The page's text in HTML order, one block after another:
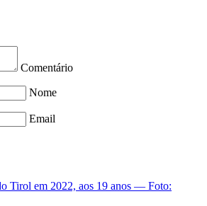
Comentário
Nome
Email